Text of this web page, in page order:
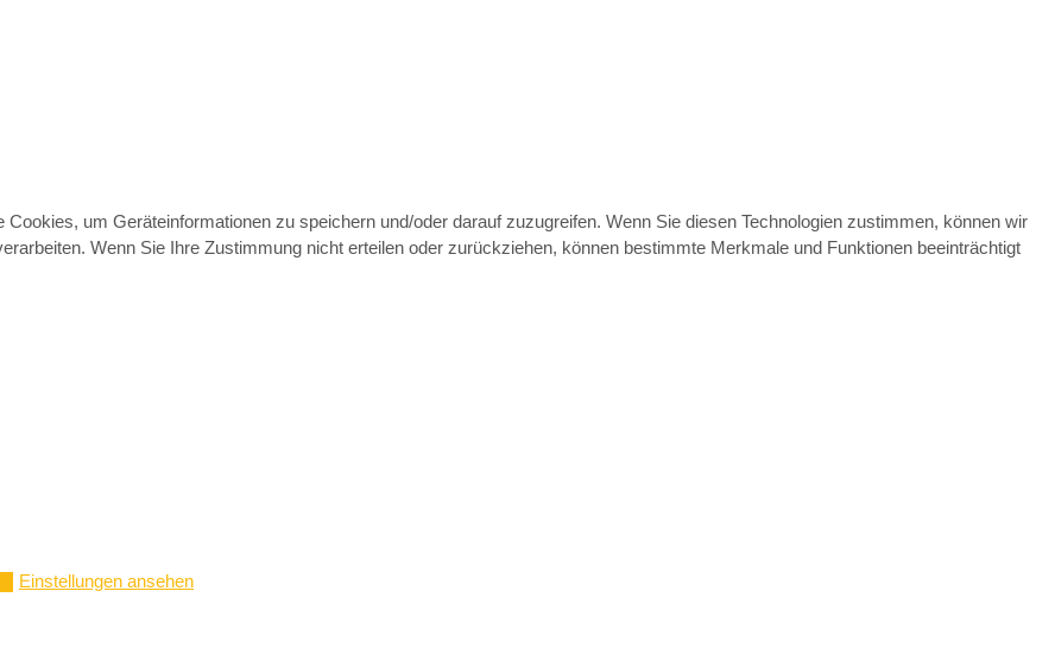
um Geräteinformationen zu speichern und/oder darauf zuzugreifen. Wenn Sie diesen Technologien zustimmen, können wir
Wenn Sie Ihre Zustimmung nicht erteilen oder zurückziehen, können bestimmte Merkmale und Funktionen beeinträchtigt
Einstellungen ansehen